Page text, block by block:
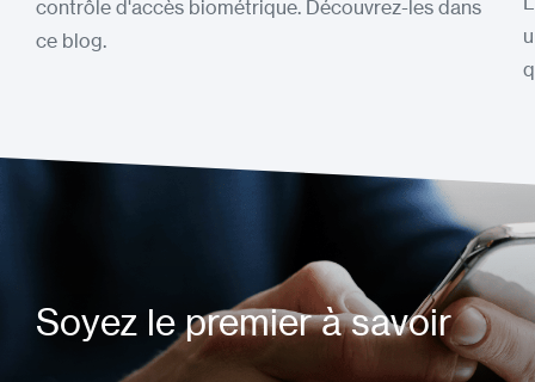
contrôle d'accès biométrique. Découvrez-les dans
ce blog.
Soyez le premier à savoir